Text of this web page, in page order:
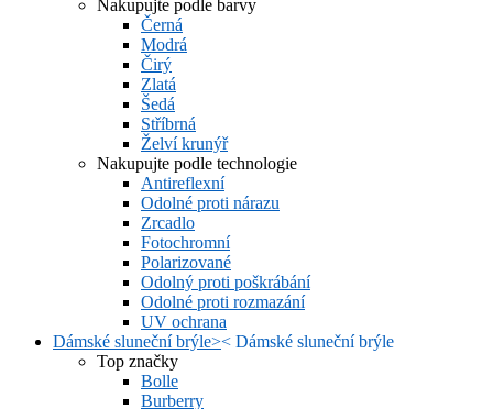
Nakupujte podle barvy
Černá
Modrá
Čirý
Zlatá
Šedá
Stříbrná
Želví krunýř
Nakupujte podle technologie
Antireflexní
Odolné proti nárazu
Zrcadlo
Fotochromní
Polarizované
Odolný proti poškrábání
Odolné proti rozmazání
UV ochrana
Dámské sluneční brýle>< Dámské sluneční brýle
Top značky
Bolle
Burberry